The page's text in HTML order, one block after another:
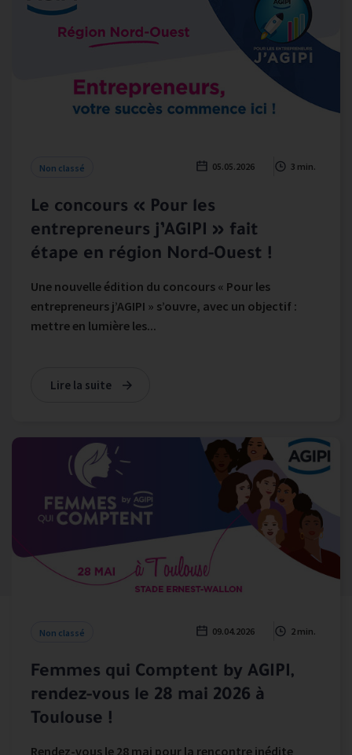
Non classé 05.05.2026 3 min.
Le concours « Pour les
entrepreneurs j’AGIPI » fait
étape en région Nord-Ouest !
Une nouvelle édition du concours « Pour les
entrepreneurs j’AGIPI » s’ouvre, avec un objectif :
mettre en lumière les...
Lire la suite
Non classé 09.04.2026 2 min.
Femmes qui Comptent by AGIPI,
rendez-vous le 28 mai 2026 à
Toulouse !
Rendez-vous le 28 mai pour la rencontre inédite